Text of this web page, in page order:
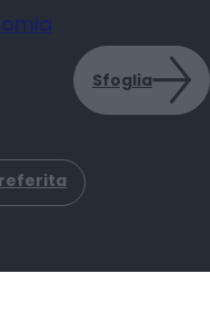
Sfoglia